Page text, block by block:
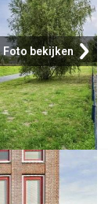
Foto bekijken